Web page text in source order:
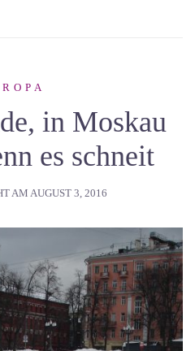
in Moskau
es schneit
AM AUGUST 3, 2016